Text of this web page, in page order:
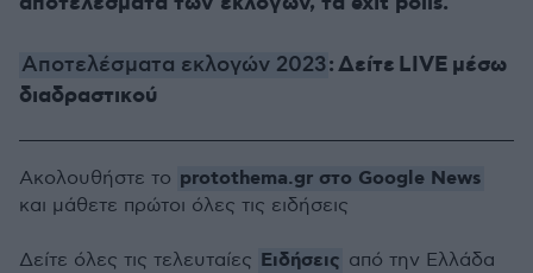
Αποτελέσματα εκλογών 2023: Δείτε LIVE μέσω
διαδραστικού
Ακολουθήστε το protothema.gr στο Google News
και μάθετε πρώτοι όλες τις ειδήσεις
Δείτε όλες τις τελευταίες Ειδήσεις από την Ελλάδα